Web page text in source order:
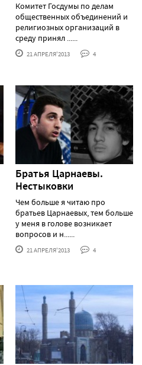
Комитет Госдумы по делам
общественных объединений и
религиозных организаций в
среду принял ......
21 АПРЕЛЯ'2013 4
Братья Царнаевы.
Нестыковки
Чем больше я читаю про
братьев Царнаевых, тем больше
у меня в голове возникает
вопросов и н......
21 АПРЕЛЯ'2013 4